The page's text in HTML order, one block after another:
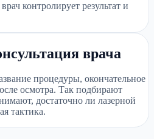
контролирует результат и
врача
процедуры, окончательное
осмотра. Так подбирают
достаточно ли лазерной
тактика.